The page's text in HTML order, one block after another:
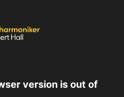
version is out of